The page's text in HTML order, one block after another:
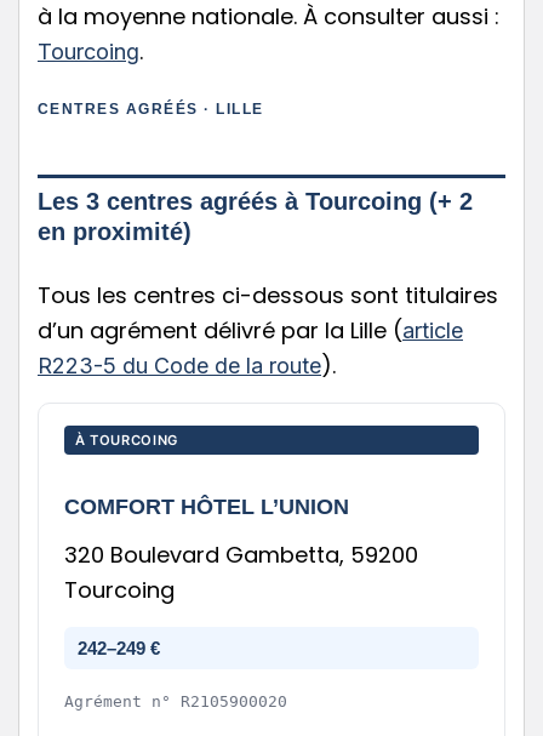
à la moyenne nationale. À consulter aussi :
Tourcoing.
CENTRES AGRÉÉS · LILLE
Les 3 centres agréés à Tourcoing (+ 2
en proximité)
Tous les centres ci-dessous sont titulaires
d’un agrément délivré par la Lille (article
R223-5 du Code de la route).
À TOURCOING
COMFORT HÔTEL L’UNION
320 Boulevard Gambetta, 59200
Tourcoing
242–249 €
Agrément n° R2105900020